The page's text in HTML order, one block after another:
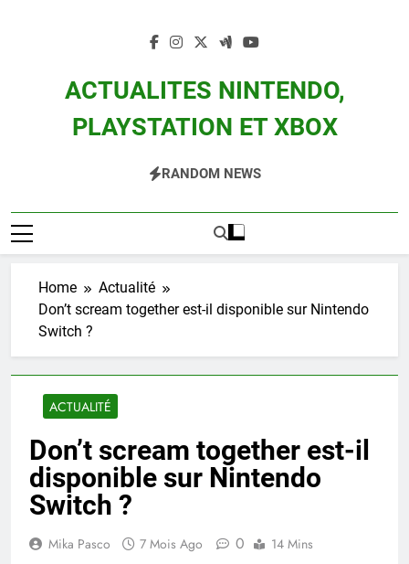
ACTUALITES NINTENDO,
PLAYSTATION ET XBOX
Zelda, Splatoon, Pokemon Entre Autres
RANDOM NEWS
Home
Actualité
Don’t scream together est-il disponible sur Nintendo
Switch ?
ACTUALITÉ
Don’t scream together est-il
disponible sur Nintendo
Switch ?
Mika Pasco 7 Mois Ago 0 14 Mins